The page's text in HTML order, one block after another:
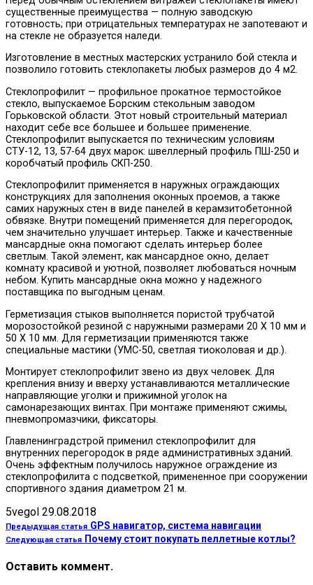
существенные преимущества — полную заводскую
готовность; при отрицательных температурах не запотевают и
на стекле не образуется наледи.
Изготовление в местных мастерских устранило бой стекла и
позволило готовить стеклопакеты любых размеров до 4 м2.
Стеклопрофилит — профильное прокатное термостойкое
стекло, выпускаемое Борским стекольным заводом
Горьковской области. Этот новый строительный материал
находит себе все большее и большее применение.
Стеклопрофилит выпускается по техническим условиям
СТУ-12, 13, 57-64 двух марок: швеллерный профиль ПШ-250 и
коробчатый профиль СКП-250.
Стеклопрофилит применяется в наружных ограждающих
конструкциях для заполнения оконных проемов, а также
самих наружных стен в виде панелей в керамзитобетонной
обвязке. Внутри помещений применяется для перегородок,
чем значительно улучшает интерьер. Также и качественные
мансардные окна помогают сделать интерьер более
светлым. Такой элемент, как мансардное окно, делает
комнату красивой и уютной, позволяет любоваться ночным
небом. Купить мансардные окна можно у надежного
поставщика по выгодным ценам.
Герметизация стыков выполняется пористой трубчатой
морозостойкой резиной с наружными размерами 20 X 10 мм и
50 X 10 мм. Для герметизации применяются также
специальные мастики (УМС-50, светлая тиоколовая и др.).
Монтирует стеклопрофилит звено из двух человек. Для
крепления внизу и вверху устанавливаются металлические
направляющие уголки и прижимной уголок на
самонарезающих винтах. При монтаже применяют сжимы,
пневмопромазчики, фиксаторы.
Главленинградстрой применил стеклопрофилит для
внутренних перегородок в ряде административных зданий.
Очень эффектным получилось наружное ограждение из
стеклопрофилита с подсветкой, примененное при сооружении
спортивного здания диаметром 21 м.
5vegol 29.08.2018
Предыдущая статья GPS навигатор, система навигации
Следующая статья Почему стоит покупать пеллетные котлы?
Оставить коммент.